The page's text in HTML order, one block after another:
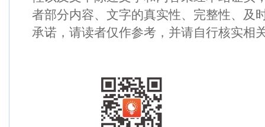
者部分内容、文字的真实性、完整性、及
承诺，请读者仅作参考，并请自行核实相